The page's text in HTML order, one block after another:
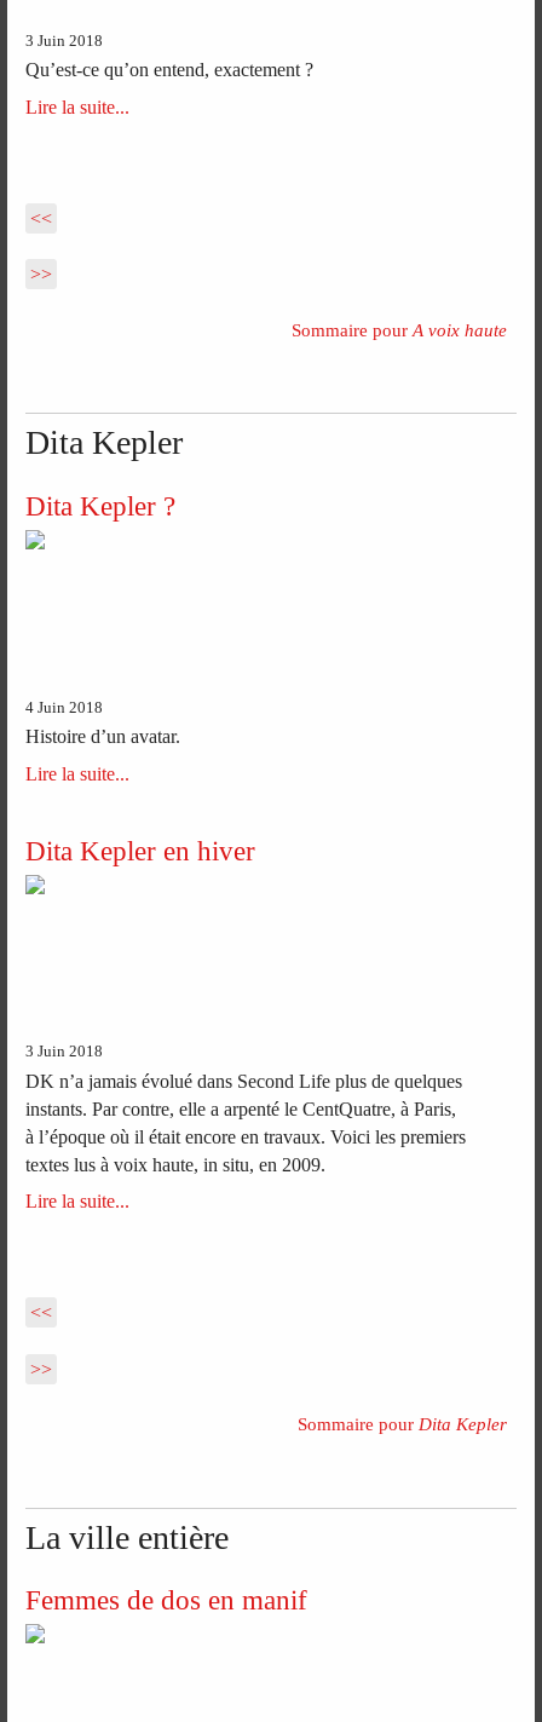
3 Juin 2018
Qu’est-ce qu’on entend, exactement ?
Lire la suite...
<<
>>
Sommaire pour A voix haute
Dita Kepler
Dita Kepler ?
4 Juin 2018
Histoire d’un avatar.
Lire la suite...
Dita Kepler en hiver
3 Juin 2018
DK n’a jamais évolué dans Second Life plus de quelques
instants. Par contre, elle a arpenté le CentQuatre, à Paris,
à l’époque où il était encore en travaux. Voici les premiers
textes lus à voix haute, in situ, en 2009.
Lire la suite...
<<
>>
Sommaire pour Dita Kepler
La ville entière
Femmes de dos en manif